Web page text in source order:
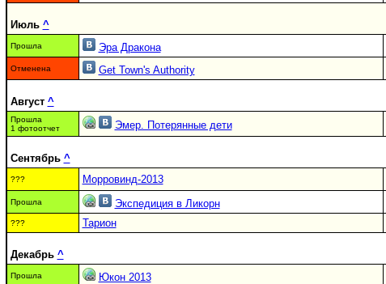
Июль ^
Прошла Эра Дракона
Отменена Get Town's Authority
Август ^
Прошла
1 фотоотчет
Эмер. Потерянные дети
Сентябрь ^
??? Морровинд-2013
Прошла Экспедиция в Ликорн
??? Тарион
Декабрь ^
Прошла Юкон 2013